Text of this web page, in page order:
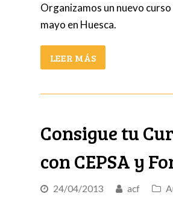
Organizamos un nuevo
mayo en Huesca.
LEER MÁS
Consigue tu
con CEPSA y
24/04/2013 acf